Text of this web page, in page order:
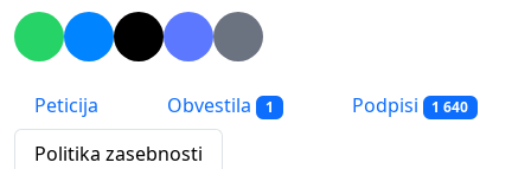
Peticija Obvestila 1 Podpisi 1 640
Politika zasebnosti